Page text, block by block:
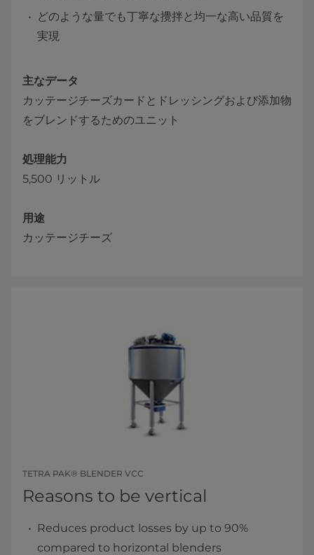
どのような量でも丁寧な攪拌と均一な高い品質を
実現
主なデータ
カッテージチーズカードとドレッシングおよび添加物
をブレンドするためのユニット
処理能力
5,500 リットル
用途
カッテージチーズ
TETRA PAK® BLENDER VCC
Reasons to be vertical
Reduces product losses by up to 90%
compared to horizontal blenders